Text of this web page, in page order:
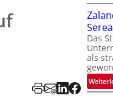
Das
als